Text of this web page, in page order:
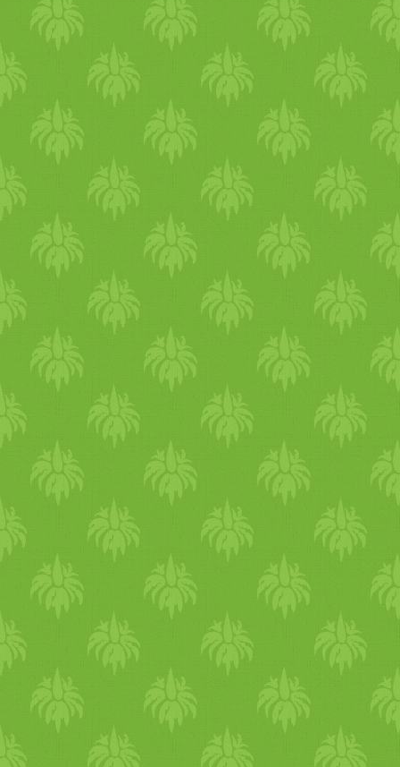
salátalevelek (pl.: római
szárzeller) dupla
tojásmentes,
rizst a megszokott
mennyiségű vízben
perc múlva elkészül.
feltesszük az olajban
hozzáadjuk az apróra
paprikát. 2-3 percig
mellett. Majd hozzáadjuk
zöldpaprikát,
egészet kb. 5 percig
Hozzáborítjuk a
fűszereket, és a balzsam
Végül beleborítjuk a